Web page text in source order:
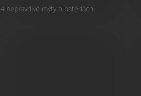
4 nepravdivé mýty o batériách